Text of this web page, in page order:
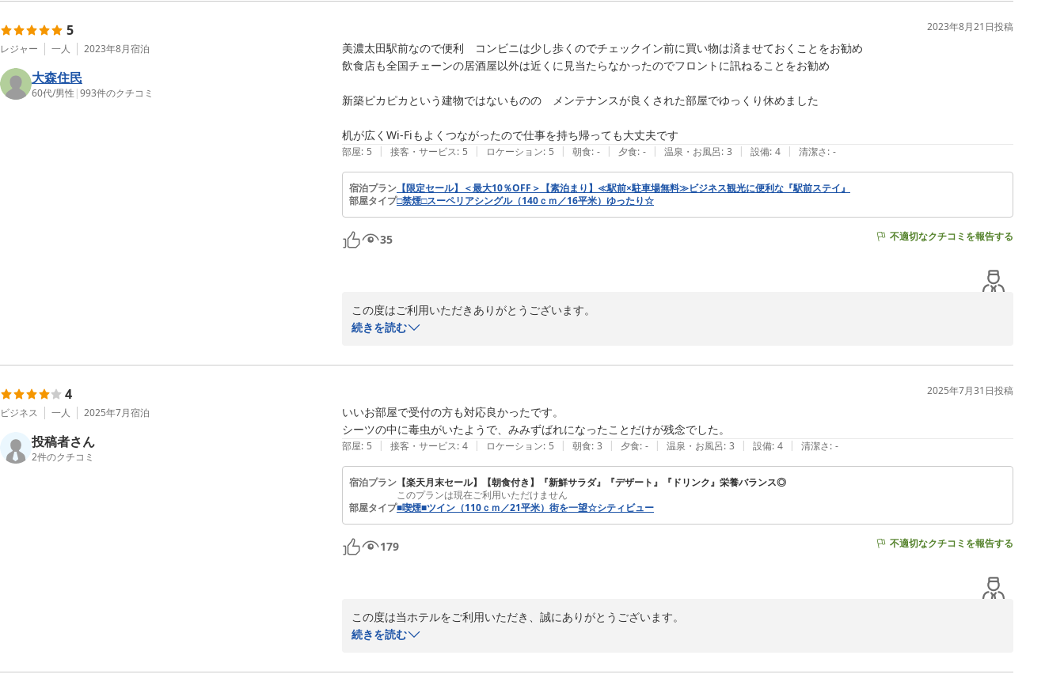
竹内
2024-05-22
5
レジャー 一人 2023年8月宿泊
大森住民
60代/男性 |993件のクチコミ
2023年8月21日投稿
美濃太田駅前なので便利　コンビニは少し歩くのでチェックイン前に買い物は済ませておくことをお勧め
飲食店も全国チェーンの居酒屋以外は近くに見当たらなかったのでフロントに訊ねることをお勧め
新築ピカピカという建物ではないものの　メンテナンスが良くされた部屋でゆっくり休めました
机が広くWi-Fiもよくつながったので仕事を持ち帰っても大丈夫です
部屋: 5 | 接客・サービス: 5 | ロケーション: 5 | 朝食: - | 夕食: - | 温泉・お風呂: 3 | 設備: 4 | 清潔さ: -
宿泊プラン 【限定セール】＜最大10％OFF＞【素泊まり】≪駅前×駐車場無料≫ビジネス観光に便利な『駅前ステイ』
部屋タイプ□禁煙□スーペリアシングル（140ｃｍ／16平米）ゆったり☆
35 不適切なクチコミを報告する
この度はご利用いただきありがとうございます。
コンビニの件でアドバイスいただきありがとうございます。
快適にお過ごしいただけましたこと、嬉しく思います。
竹内
2024-05-22
続きを読む
4
ビジネス 一人 2025年7月宿泊
投稿者さん
2件のクチコミ
2025年7月31日投稿
いいお部屋で受付の方も対応良かったです。
シーツの中に毒虫がいたようで、みみずばれになったことだけが残念でした。
部屋: 5 | 接客・サービス: 4 | ロケーション: 5 | 朝食: 3 | 夕食: - | 温泉・お風呂: 3 | 設備: 4 | 清潔さ: -
宿泊プラン 【楽天月末セール】【朝食付き】『新鮮サラダ』『デザート』『ドリンク』栄養バランス◎
このプランは現在ご利用いただけません
部屋タイプ■喫煙■ツイン（110ｃｍ／21平米）街を一望☆シティビュー
179 不適切なクチコミを報告する
この度は当ホテルをご利用いただき、誠にありがとうございます。
お部屋やスタッフの対応にご満足いただけたとのこと、大変光栄でございます。
お客様に快適にお過ごしいただけなかったこと、真摯に受け止めております。
続きを読む